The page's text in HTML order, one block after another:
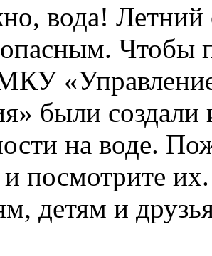
вода! Летний
Чтобы
были
на воде.
и посмотрите
детям и